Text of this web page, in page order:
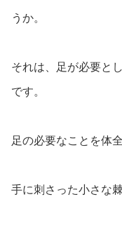
うか。
それは、足が必要と
です。
足の必要なことを体
手に刺さった小さな